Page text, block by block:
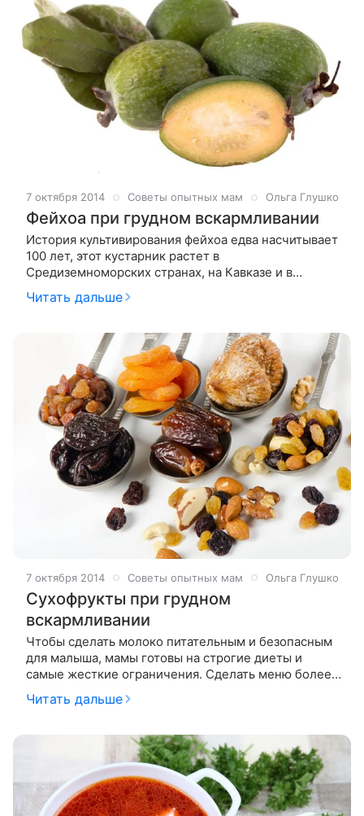
7 октября 2014 Советы опытных мам Ольга Глушко
Фейхоа при грудном вскармливании
История культивирования фейхоа едва насчитывает
100 лет, этот кустарник растет в
Средиземноморских странах, на Кавказе и в
Средней Азии. Как диетический продукт (всего 49
ккал/100 г) и ценный источник витаминов,
Читать дальше
7 октября 2014 Советы опытных мам Ольга Глушко
Сухофрукты при грудном
вскармливании
Чтобы сделать молоко питательным и безопасным
для малыша, мамы готовы на строгие диеты и
самые жесткие ограничения. Сделать меню более
вскармливании помогают сухофрукты. •
Читать дальше